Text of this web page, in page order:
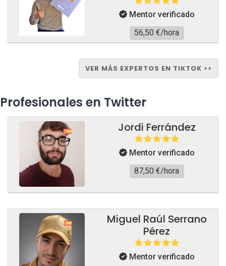
Mentor verificado
56,50 €/hora
VER MÁS EXPERTOS EN TIKTOK >>
Profesionales en Twitter
Jordi Ferrández
Mentor verificado
87,50 €/hora
Miguel Raúl Serrano
Pérez
Mentor verificado